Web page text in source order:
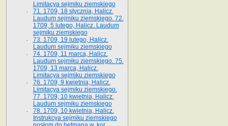
Limitacya sejmiku ziemskiego
71. 1709, 18 stycznia, Halicz.
Laudum sejmiku ziemskiego. 72.
1709, 5 lutego, Halicz. Laudum
sejmiku ziemskiego
73. 1709, 19 lutego, Halicz.
Laudum sejmiku ziemskiego
74. 1709, 11 marca, Halicz.
Laudum sejmiku ziemskiego. 75.
1709, 13 marca, Halicz.
Limitacya sejmiku ziemskiego
76. 1709, 9 kwietnia, Halicz.
Limitacya sejmiku ziemskiego.
77. 1709, 10 kwietnia, Halicz.
Laudum sejmiku ziemskiego
78. 1709, 10 kwietnia, Halicz.
Instrukcya sejmiku ziemskiego